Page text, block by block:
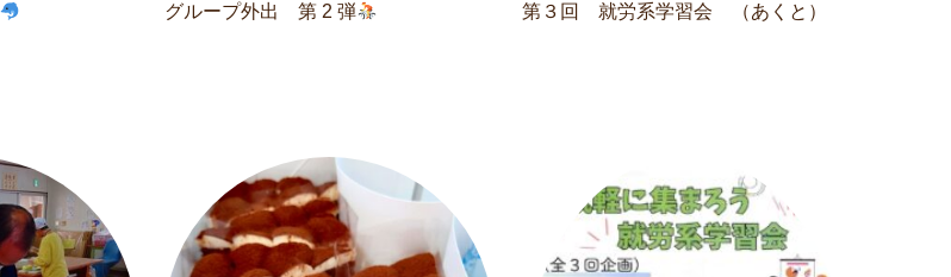
グループ外出 第 2 弾
第３回 就労系学習会 （あくと）